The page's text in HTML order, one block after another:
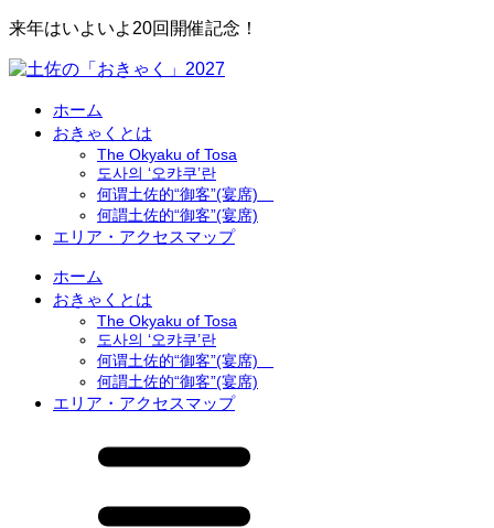
来年はいよいよ20回開催記念！
ホーム
おきゃくとは
The Okyaku of Tosa
도사의 ‘오캬쿠’란
何谓土佐的“御客”(宴席)
何謂土佐的“御客”(宴席)
エリア・アクセスマップ
ホーム
おきゃくとは
The Okyaku of Tosa
도사의 ‘오캬쿠’란
何谓土佐的“御客”(宴席)
何謂土佐的“御客”(宴席)
エリア・アクセスマップ